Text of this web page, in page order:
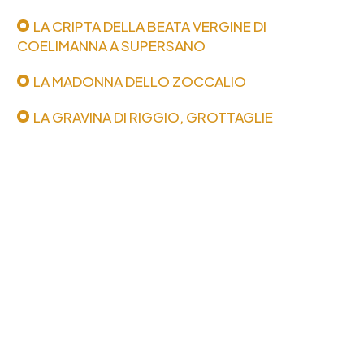
LA CRIPTA DELLA BEATA VERGINE DI
COELIMANNA A SUPERSANO
LA MADONNA DELLO ZOCCALIO
LA GRAVINA DI RIGGIO, GROTTAGLIE